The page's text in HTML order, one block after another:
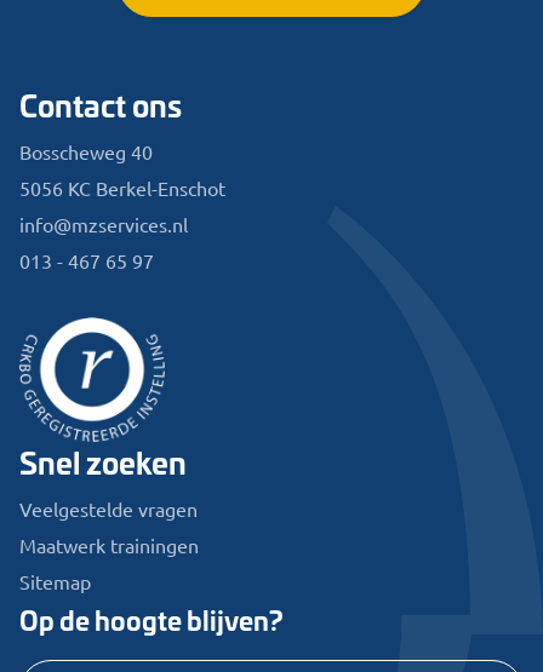
Contact ons
Bosscheweg 40
5056 KC Berkel-Enschot
info@mzservices.nl
013 - 467 65 97
Snel zoeken
Veelgestelde vragen
Maatwerk trainingen
Sitemap
Op de hoogte blijven?